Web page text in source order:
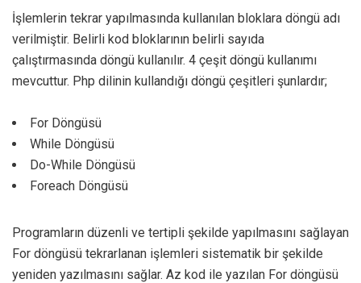
İşlemlerin tekrar yapılmasında kullanılan bloklara döngü adı
verilmiştir. Belirli kod bloklarının belirli sayıda
çalıştırmasında döngü kullanılır. 4 çeşit döngü kullanımı
mevcuttur. Php dilinin kullandığı döngü çeşitleri şunlardır;
For Döngüsü
While Döngüsü
Do-While Döngüsü
Foreach Döngüsü
Programların düzenli ve tertipli şekilde yapılmasını sağlayan
For döngüsü tekrarlanan işlemleri sistematik bir şekilde
yeniden yazılmasını sağlar. Az kod ile yazılan For döngüsü